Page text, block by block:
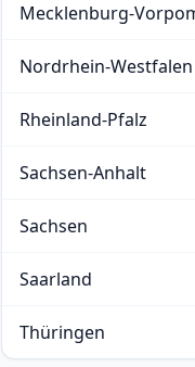
Mecklenburg-
Nordrhein-Westfalen
Rheinland-Pfalz
Sachsen-Anhalt
Sachsen
Saarland
Thüringen